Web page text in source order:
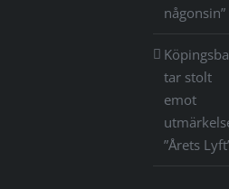
någonsin”
tar stolt
emot
”Årets